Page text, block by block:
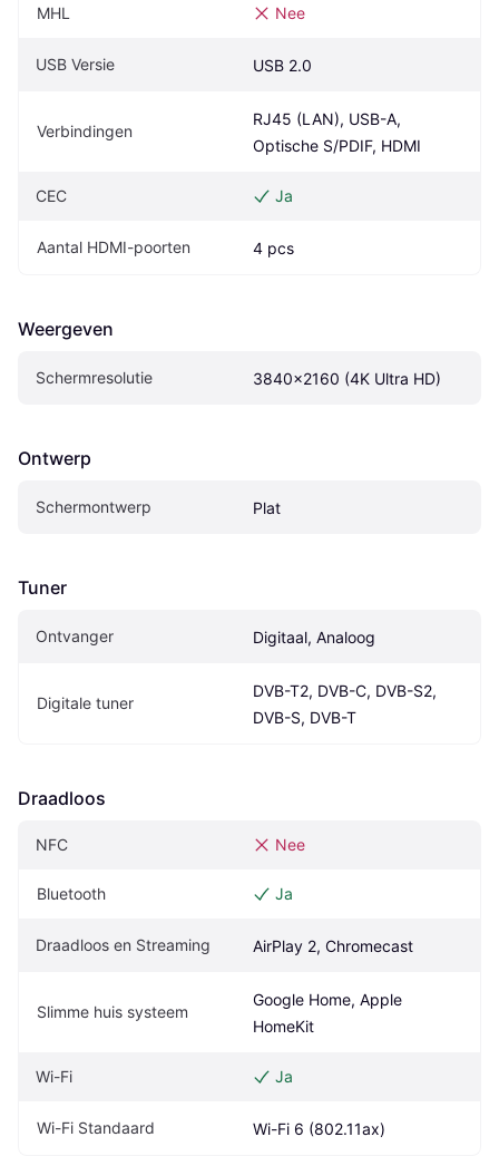
MHL Nee
USB Versie USB 2.0
Verbindingen
RJ45 (LAN), USB-A,
Optische S/PDIF, HDMI
CEC Ja
Aantal HDMI-poorten 4 pcs
Weergeven
Schermresolutie 3840x2160 (4K Ultra HD)
Ontwerp
Schermontwerp Plat
Tuner
Ontvanger Digitaal, Analoog
Digitale tuner
DVB-T2, DVB-C, DVB-S2,
DVB-S, DVB-T
Draadloos
NFC Nee
Bluetooth Ja
Draadloos en Streaming AirPlay 2, Chromecast
Slimme huis systeem
Google Home, Apple
HomeKit
Wi-Fi Ja
Wi-Fi Standaard Wi-Fi 6 (802.11ax)